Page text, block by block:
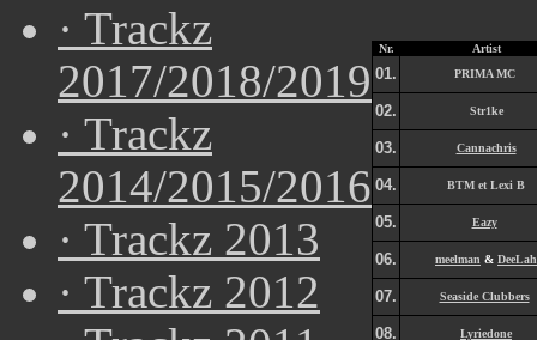
· Trackz
2017/2018/2019
· Trackz
2014/2015/2016
· Trackz 2013
· Trackz 2012
Nr. Artist
01. PRIMA MC
02. Str1ke
03. Cannachris
04. BTM et Lexi B
05. Eazy
06. meelman & DeeLah
07. Seaside Clubbers
08. Lyriedone